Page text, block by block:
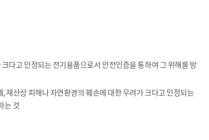
다고 인정되는 전기용품으로서 안전인증을 통하여 그 위해를 방
재산상 피해나 자연환경의 훼손에 대한 우려가 크다고 인정되는
는 것